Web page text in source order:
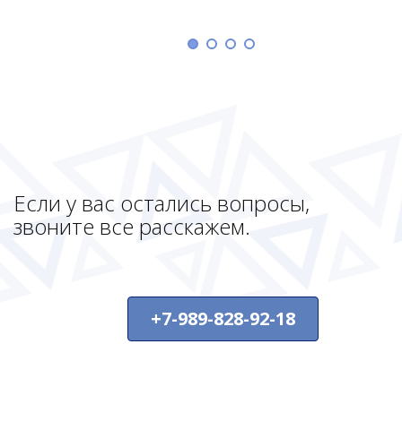
Если у вас остались вопросы,
звоните все расскажем.
+7-989-828-92-18